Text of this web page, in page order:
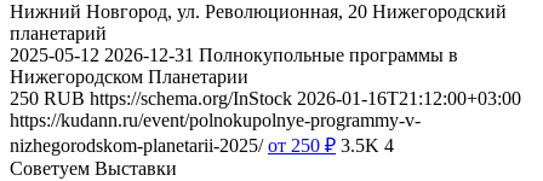
Нижний Новгород, ул. Революционная, 20 Нижегородский
планетарий
2025-05-12 2026-12-31 Полнокупольные программы в
Нижегородском Планетарии
250 RUB https://schema.org/InStock 2026-01-16T21:12:00+03:00
https://kudann.ru/event/polnokupolnye-programmy-v-
nizhegorodskom-planetarii-2025/ от 250 ₽ 3.5K 4
Советуем Выставки